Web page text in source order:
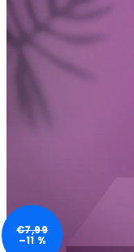
hviezdičiek.
€7,99
–11 %